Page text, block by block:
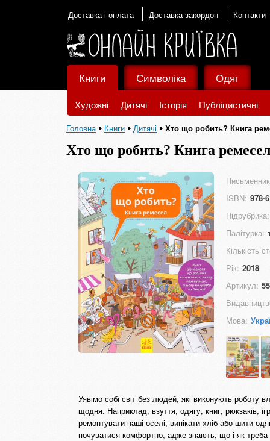
Доставка і оплата Доставка закордон Контакти
Книги
Художні Дитячі Історія Публіцистичні
Символіка Одяг
Головна Книги Дитячі Хто що робить? Книга
Хто що робить? Книга ремесел
ISBN: 978-
Підрубрика:
Палітурка:
Кількість
Рік: 2018
Артикул:
Мова:
Уявімо собі світ без людей, які виконують
щодня. Наприклад, взуття, одягу, книг, рюкзаків,
ремонтувати наші оселі, випікати хліб або шити
почуватися комфортно, адже знають, що і як треба